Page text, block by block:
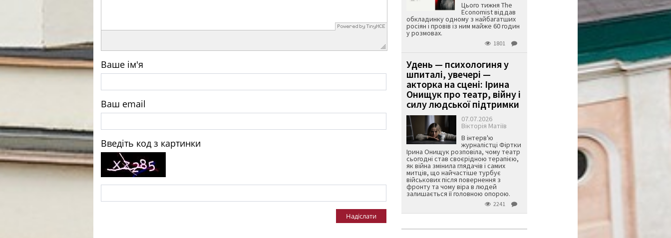
Ваше ім'я
Ваш email
Введіть код з картинки
Надіслати
Цього тижня The
Economist віддав
обкладинку одному з найбагатших
росіян і провів із ним майже 60 годин
у розмовах.
1801
Удень — психологиня у
шпиталі, увечері —
акторка на сцені: Ірина
Онищук про театр, війну і
силу людської підтримки
07.07.2026
Вікторія Матіїв
В інтерв'ю
журналістці Фіртки
Ірина Онищук розповіла, чому театр
сьогодні став своєрідною терапією,
як війна змінила глядачів і самих
митців, що найчастіше турбує
військових після повернення з
фронту та чому віра в людей
залишається її головною опорою.
2241